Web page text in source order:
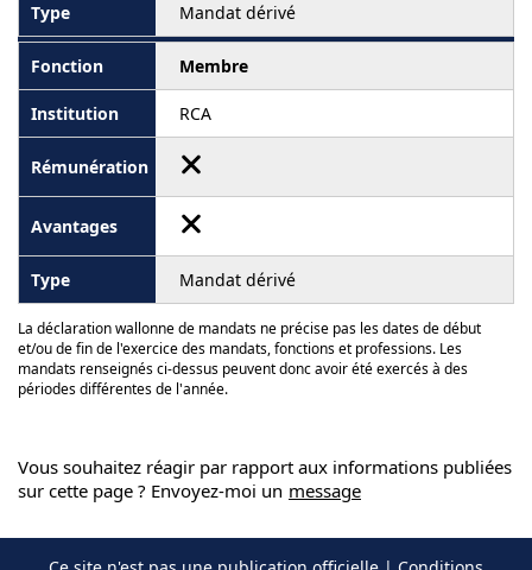
Mandat dérivé
Membre
RCA
Mandat dérivé
La déclaration wallonne de mandats ne précise pas les dates de début
et/ou de fin de l'exercice des mandats, fonctions et professions. Les
mandats renseignés ci-dessus peuvent donc avoir été exercés à des
périodes différentes de l'année.
Vous souhaitez réagir par rapport aux informations publiées
sur cette page ? Envoyez-moi un message